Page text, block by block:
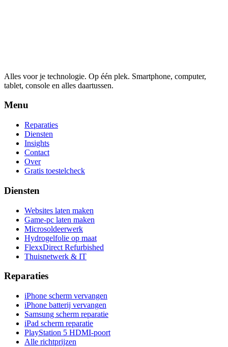
Alles voor je technologie. Op één plek. Smartphone, computer,
tablet, console en alles daartussen.
Menu
Reparaties
Diensten
Insights
Contact
Over
Gratis toestelcheck
Diensten
Websites laten maken
Game-pc laten maken
Microsoldeerwerk
Hydrogelfolie op maat
FlexxDirect Refurbished
Thuisnetwerk & IT
Reparaties
iPhone scherm vervangen
iPhone batterij vervangen
Samsung scherm reparatie
iPad scherm reparatie
PlayStation 5 HDMI-poort
Alle richtprijzen